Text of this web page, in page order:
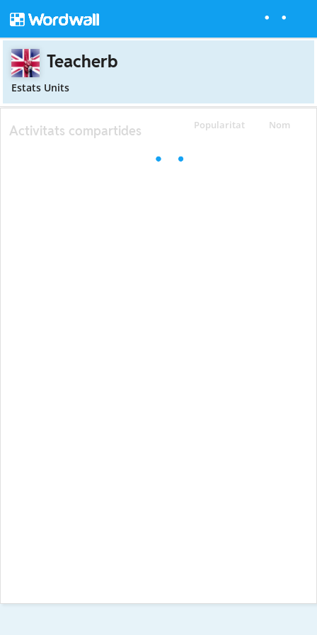
Teacherb
Estats Units
Popularitat Nom
Activitats compartides